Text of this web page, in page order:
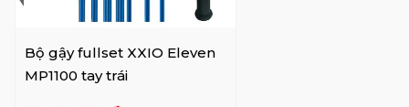
Bộ gậy fullset XXIO Eleven
MP1100 tay trái